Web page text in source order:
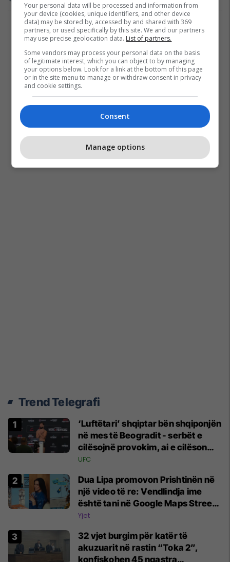
1
Trend Telegrafi
‘Luftëtari’ shqiptar bën shqiponjën
në mes të Beogradit - serbët e
cilësojnë provokim, ai e cilëson
simbol të identitetit
UFC
Dua Lipa promovon Prishtinën në
një video të re: Vendlindja ime
është tani në Google Maps Street
View
Yjet
32 vjet burgim për katër të
akuzuarit në rastin “Toka 2”,
konfiskohen 45 ngastra
Your personal data will be processed and information from
your device (cookies, unique identifiers, and other device
data) may be stored by, accessed by and shared with 369
partners, or used specifically by this site. We and our partners
may use precise geolocation data. List of partners.
Some vendors may process your personal data on the basis
of legitimate interest, which you can object to by managing
your options below. Look for a link at the bottom of this page
or in the site menu to manage or withdraw consent in privacy
and cookie settings.
Consent
Manage options